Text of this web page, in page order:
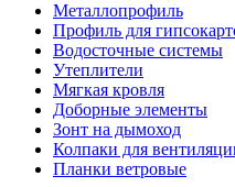
Металлопрофиль
Профиль для
Водосточные системы
Утеплители
Мягкая кровля
Доборные элементы
Зонт на дымоход
Колпаки для
Планки ветровые